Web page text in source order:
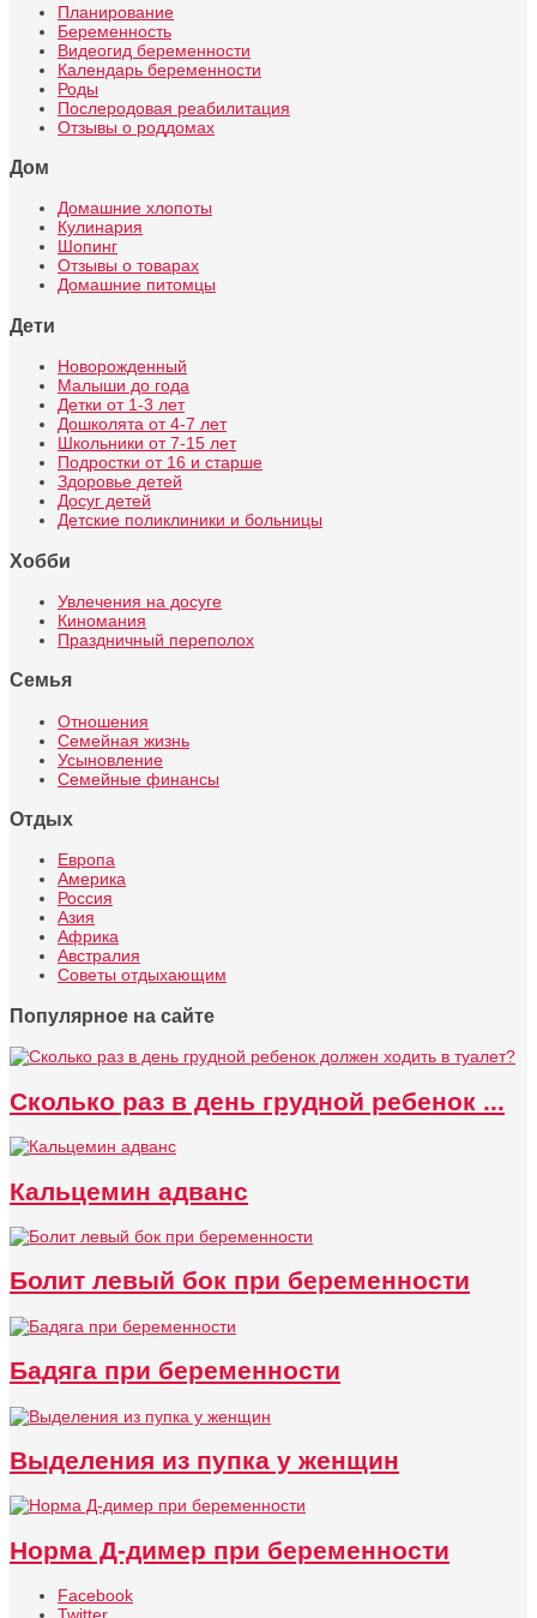
Планирование
Беременность
Видеогид беременности
Календарь беременности
Роды
Послеродовая реабилитация
Отзывы о роддомах
Дом
Домашние хлопоты
Кулинария
Шопинг
Отзывы о товарах
Домашние питомцы
Дети
Новорожденный
Малыши до года
Детки от 1-3 лет
Дошколята от 4-7 лет
Школьники от 7-15 лет
Подростки от 16 и старше
Здоровье детей
Досуг детей
Детские поликлиники и больницы
Хобби
Увлечения на досуге
Киномания
Праздничный переполох
Семья
Отношения
Семейная жизнь
Усыновление
Семейные финансы
Отдых
Европа
Америка
Россия
Азия
Африка
Австралия
Советы отдыхающим
Популярное на сайте
Сколько раз в день грудной ребенок ...
Кальцемин адванс
Болит левый бок при беременности
Бадяга при беременности
Выделения из пупка у женщин
Норма Д-димер при беременности
Facebook